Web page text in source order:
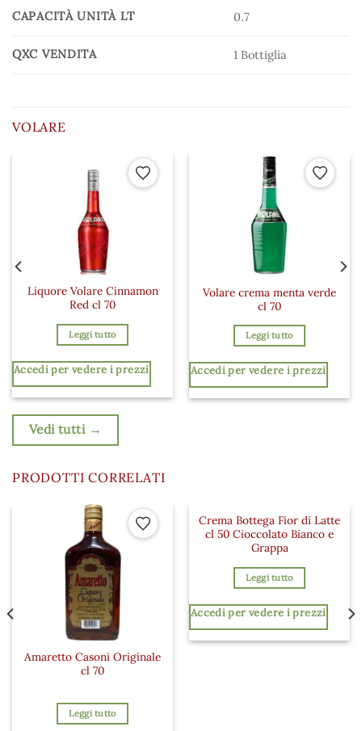
CAPACITÀ UNITÀ LT 0.7
QXC VENDITA 1 Bottiglia
VOLARE
Aggiungi ai preferiti
Liquore Volare Cinnamon
Red cl 70
Leggi tutto
Accedi per vedere i prezzi
Volare crema menta verde
cl 70
Leggi tutto
Accedi per vedere i prezzi
Vedi tutti →
PRODOTTI CORRELATI
Aggiungi ai preferiti
Amaretto Casoni Originale
cl 70
Leggi tutto
Crema Bottega Fior di Latte
cl 50 Cioccolato Bianco e
Grappa
Leggi tutto
Accedi per vedere i prezzi